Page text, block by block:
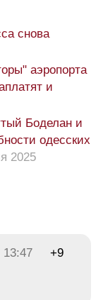
снова
аэропорта
и
Боделан и
одесских
2025
13:47 +9